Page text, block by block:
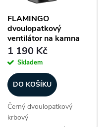
FLAMINGO
dvoulopatkový
ventilátor na kamna
černý
1 190 Kč
Skladem
DO KOŠÍKU
Černý dvoulopatkový
krbový